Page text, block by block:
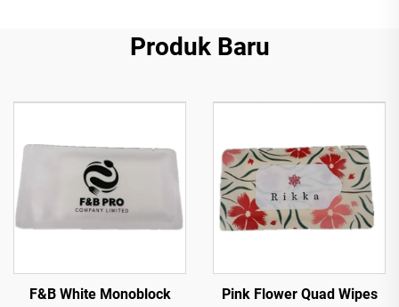
Produk Baru
F&B White Monoblock Pink Flower Quad Wipes